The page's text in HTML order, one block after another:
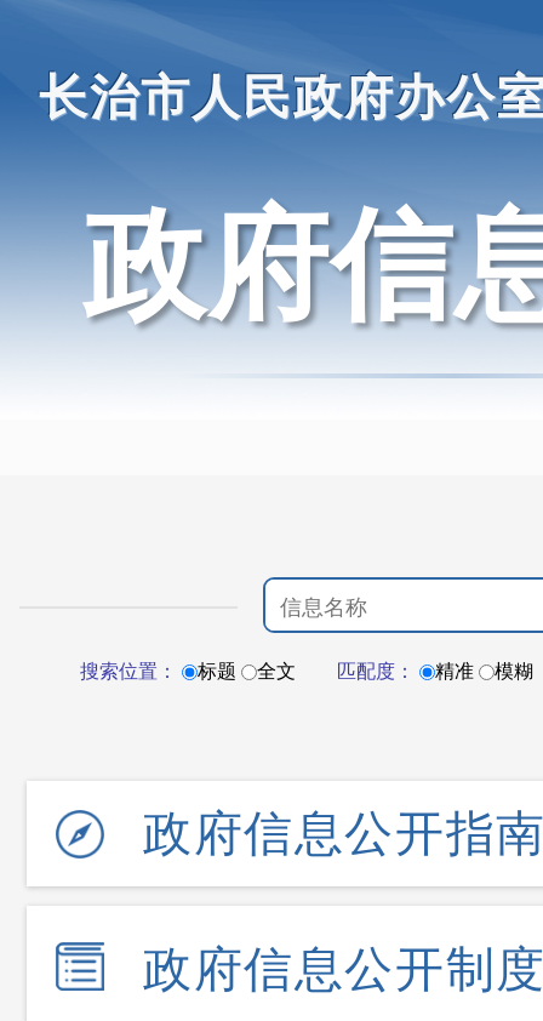
长治市人民政府办公
政府信
搜索位置： 标题 全文 匹配度： 精准 模糊
政府信息公开指
政府信息公开制